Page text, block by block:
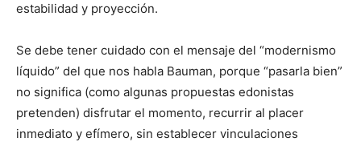
estabilidad y proyección.
Se debe tener cuidado con el mensaje del “modernismo
líquido” del que nos habla Bauman, porque “pasarla bien”
no significa (como algunas propuestas edonistas
pretenden) disfrutar el momento, recurrir al placer
inmediato y efímero, sin establecer vinculaciones